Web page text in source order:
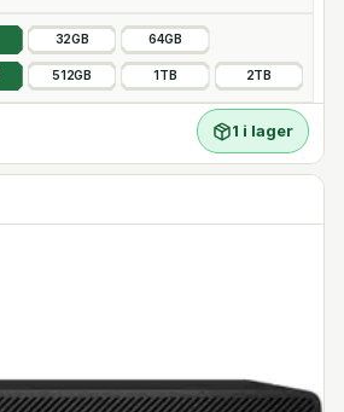
32GB 64GB
512GB 1TB 2TB
1 i lager